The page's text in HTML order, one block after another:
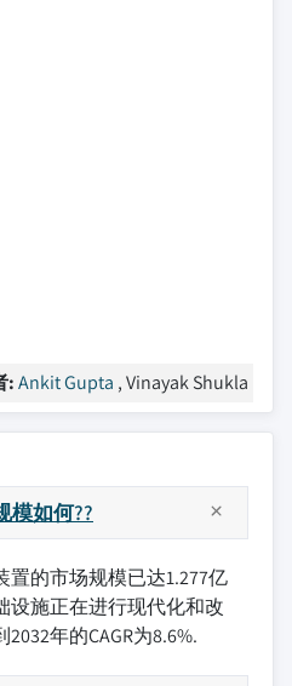
:Ankit Gupta , Vinayak Shukla
模如何??
置的市场规模已达1.277亿
设施正在进行现代化和改
年的CAGR为8.6%.